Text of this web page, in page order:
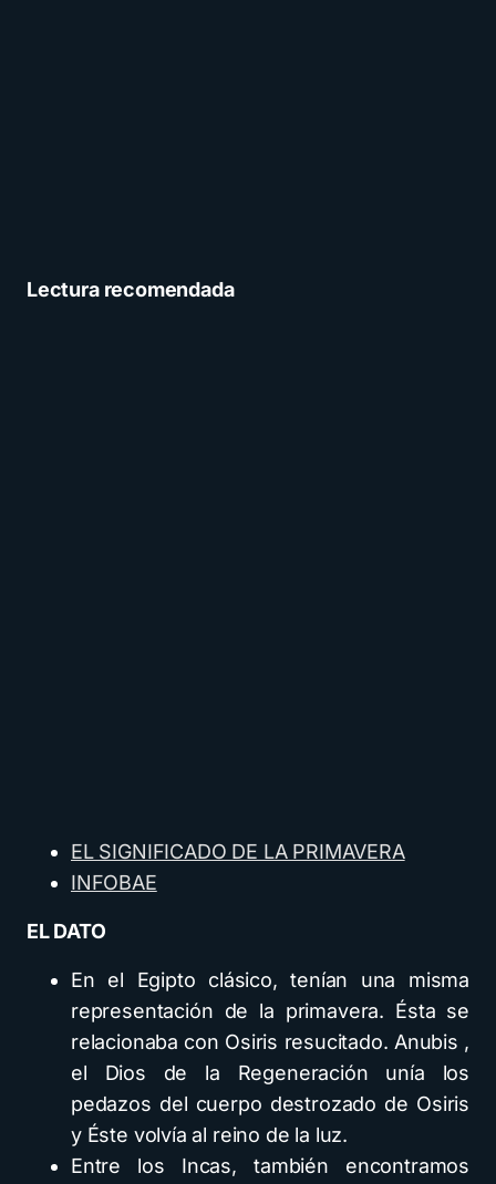
Lectura recomendada
EL SIGNIFICADO DE LA PRIMAVERA
INFOBAE
EL DATO
En el Egipto clásico, tenían una misma
representación de la primavera. Ésta se
relacionaba con Osiris resucitado. Anubis ,
el Dios de la Regeneración unía los
pedazos del cuerpo destrozado de Osiris
y Éste volvía al reino de la luz.
Entre los Incas, también encontramos